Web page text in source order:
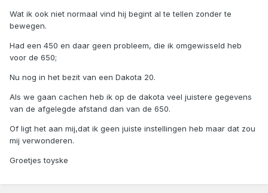
Wat ik ook niet normaal vind hij begint al te tellen zonder te
bewegen.
Had een 450 en daar geen probleem, die ik omgewisseld heb
voor de 650;
Nu nog in het bezit van een Dakota 20.
Als we gaan cachen heb ik op de dakota veel juistere gegevens
van de afgelegde afstand dan van de 650.
Of ligt het aan mij,dat ik geen juiste instellingen heb maar dat zou
mij verwonderen.
Groetjes toyske